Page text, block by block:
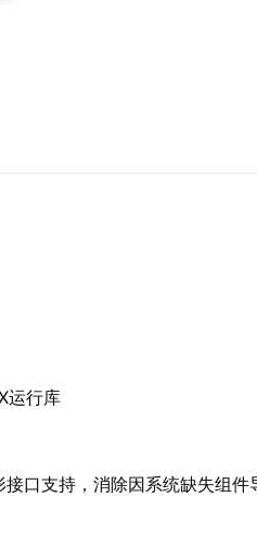
运行库
口支持，消除因系统缺失组件